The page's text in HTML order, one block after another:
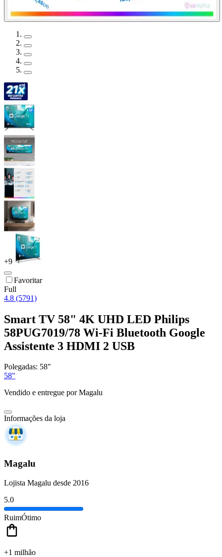
+9
Favoritar
Full
4.8 (5791)
Smart TV 58" 4K UHD LED Philips
58PUG7019/78 Wi-Fi Bluetooth Google
Assistente 3 HDMI 2 USB
Polegadas: 58"
58"
Vendido e entregue por Magalu
Informações da loja
Magalu
Lojista Magalu desde 2016
5.0
RuimÓtimo
+1 milhão